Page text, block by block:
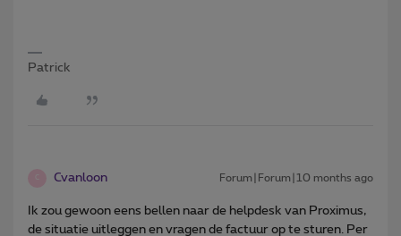
Patrick
Cvanloon Forum|Forum|10 months ago
Ik zou gewoon eens bellen naar de helpdesk van Proximus,
de situatie uitleggen en vragen de factuur op te sturen. Per